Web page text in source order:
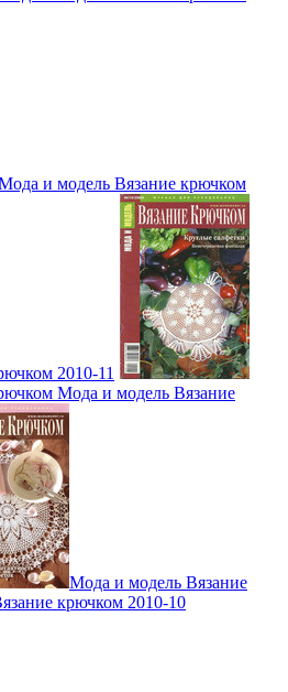
и модель Вязание крючком
2010-11
Мода и модель Вязание
Мода и модель Вязание
крючком 2010-10